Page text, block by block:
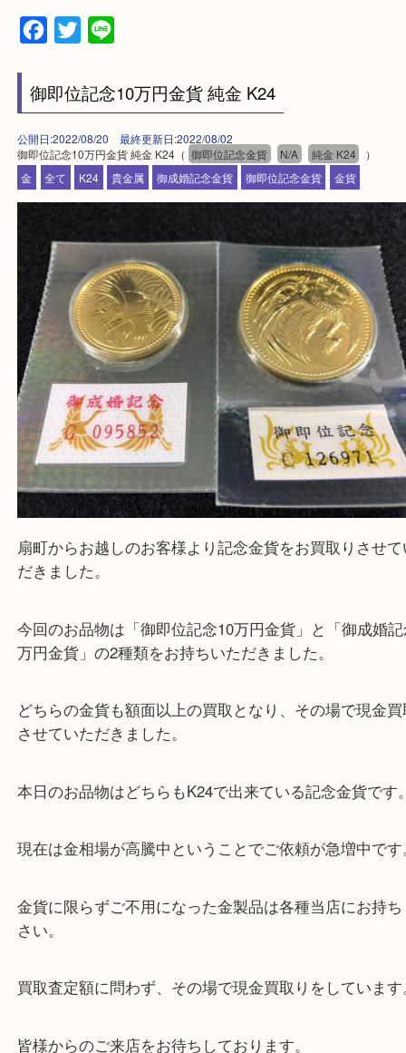
買取専門大吉の天神橋筋商店街店に来てよかったと
ただけるよう一点一点を丁寧に査定いたします。
Facebook
Twitter
Line
御即位記念10万円金貨 純金 K24
公開日:2022/08/20 最終更新日:2022/08/02
御即位記念10万円金貨 純金 K24（ 御即位記念金貨 N/A 純金 K24 ）
金 全て K24 貴金属 御成婚記念金貨 御即位記念金貨 金貨
扇町からお越しのお客様より記念金貨をお買取りさ